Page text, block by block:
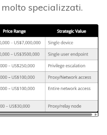
specializzati.